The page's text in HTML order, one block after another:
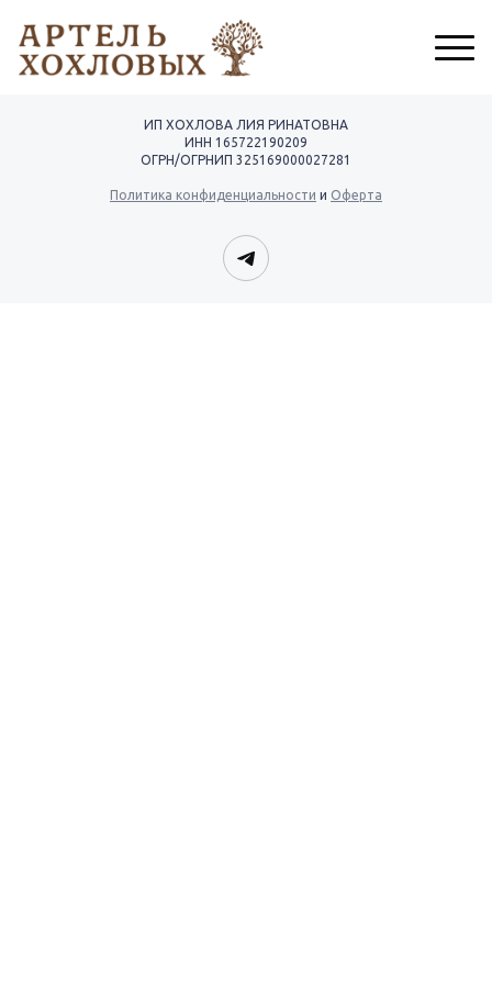
ИП ХОХЛОВА ЛИЯ РИНАТОВНА
ИНН 165722190209
ОГРН/ОГРНИП 325169000027281
Политика конфиденциальности и Оферта